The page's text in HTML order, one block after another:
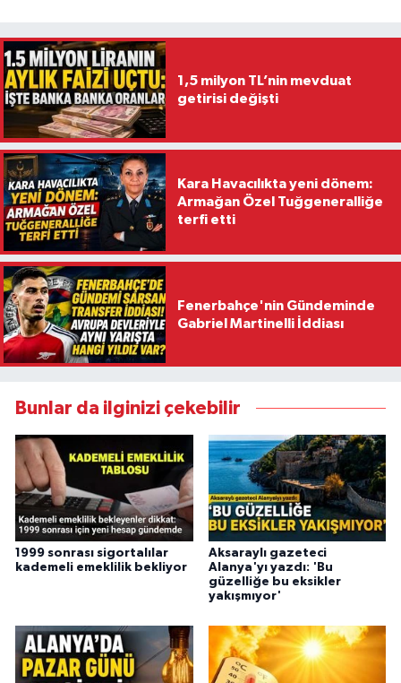
1,5 milyon TL’nin mevduat
getirisi değişti
Kara Havacılıkta yeni dönem:
Armağan Özel Tuğgeneralliğe
terfi etti
Fenerbahçe'nin Gündeminde
Gabriel Martinelli İddiası
Bunlar da ilginizi çekebilir
1999 sonrası sigortalılar
kademeli emeklilik bekliyor
Aksaraylı gazeteci
Alanya'yı yazdı: 'Bu
güzelliğe bu eksikler
yakışmıyor'